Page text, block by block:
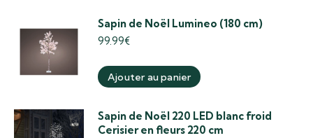
Sapin de Noël Lumineo (180 cm)
99.99€
Ajouter au panier
Sapin de Noël 220 LED blanc froid
Cerisier en fleurs 220 cm